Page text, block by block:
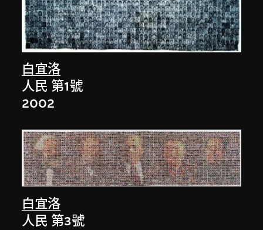
白宜洛
人民 第1號
2002
白宜洛
人民 第3號